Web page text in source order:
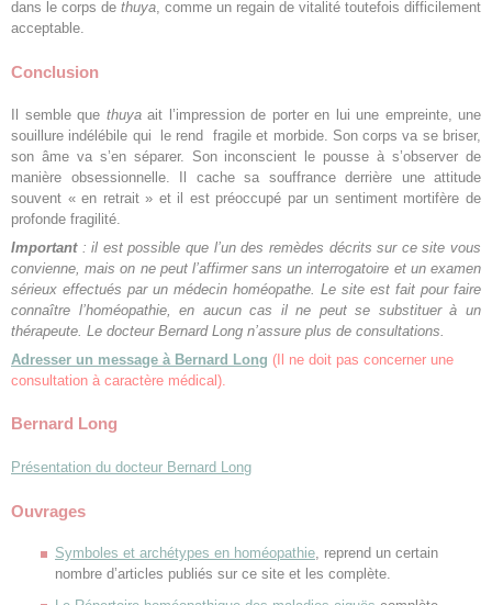
dans le corps de thuya , comme un regain de vitalité toutefois difficilement
acceptable.
Conclusion
Il semble que thuya ait l’impression de porter en lui une empreinte, une
souillure indélébile qui le rend fragile et morbide. Son corps va se briser,
son âme va s’en séparer. Son inconscient le pousse à s’observer de
manière obsessionnelle. Il cache sa souffrance derrière une attitude
souvent « en retrait » et il est préoccupé par un sentiment mortifère de
profonde fragilité.
Important: il est possible que l’un des remèdes décrits sur ce site vous
convienne, mais on ne peut l’affirmer sans un interrogatoire et un examen
sérieux effectués par un médecin homéopathe. Le site est fait pour faire
connaître l’homéopathie, en aucun cas il ne peut se substituer à un
thérapeute. Le docteur Bernard Long n’assure plus de consultations.
Adresser un message à Bernard Long (Il ne doit pas concerner une
consultation à caractère médical).
Bernard Long
Présentation du docteur Bernard Long
Ouvrages
Symboles et archétypes en homéopathie , reprend un certain
nombre d’articles publiés sur ce site et les complète.